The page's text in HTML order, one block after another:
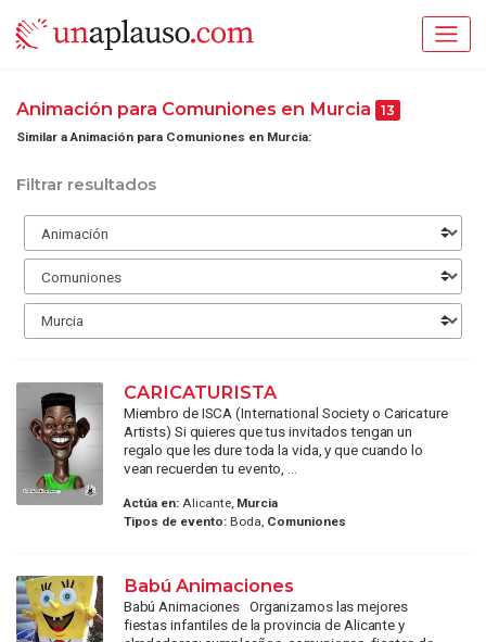
Animación para Comuniones en Murcia 13
Similar a Animación para Comuniones en Murcia:
Filtrar resultados
CARICATURISTA
Miembro de ISCA (International Society o Caricature
Artists) Si quieres que tus invitados tengan un
regalo que les dure toda la vida, y que cuando lo
vean recuerden tu evento, ...
Actúa en:Alicante, Murcia
Tipos de evento:Boda, Comuniones
Babú Animaciones
Babú Animaciones Organizamos las mejores
fiestas infantiles de la provincia de Alicante y